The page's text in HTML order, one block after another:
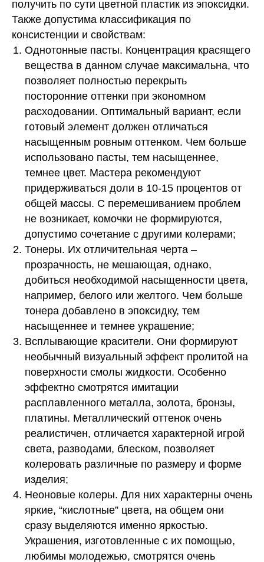
получить по сути цветной пластик из эпоксидки.
Также допустима классификация по
консистенции и свойствам:
Однотонные пасты. Концентрация красящего
вещества в данном случае максимальна, что
позволяет полностью перекрыть
посторонние оттенки при экономном
расходовании. Оптимальный вариант, если
готовый элемент должен отличаться
насыщенным ровным оттенком. Чем больше
использовано пасты, тем насыщеннее,
темнее цвет. Мастера рекомендуют
придерживаться доли в 10-15 процентов от
общей массы. С перемешиванием проблем
не возникает, комочки не формируются,
допустимо сочетание с другими колерами;
Тонеры. Их отличительная черта –
прозрачность, не мешающая, однако,
добиться необходимой насыщенности цвета,
например, белого или желтого. Чем больше
тонера добавлено в эпоксидку, тем
насыщеннее и темнее украшение;
Всплывающие красители. Они формируют
необычный визуальный эффект пролитой на
поверхности смолы жидкости. Особенно
эффектно смотрятся имитации
расплавленного металла, золота, бронзы,
платины. Металлический оттенок очень
реалистичен, отличается характерной игрой
света, разводами, блеском, позволяет
колеровать различные по размеру и форме
изделия;
Неоновые колеры. Для них характерны очень
яркие, “кислотные” цвета, на общем они
сразу выделяются именно яркостью.
Украшения, изготовленные с их помощью,
любимы молодежью, смотрятся очень